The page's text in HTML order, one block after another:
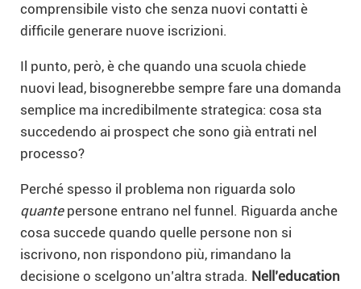
comprensibile visto che senza nuovi contatti è
difficile generare nuove iscrizioni.
Il punto, però, è che quando una scuola chiede
nuovi lead, bisognerebbe sempre fare una domanda
semplice ma incredibilmente strategica: cosa sta
succedendo ai prospect che sono già entrati nel
processo?
Perché spesso il problema non riguarda solo
quantepersone entrano nel funnel. Riguarda anche
cosa succede quando quelle persone non si
iscrivono, non rispondono più, rimandano la
decisione o scelgono un’altra strada. Nell’education